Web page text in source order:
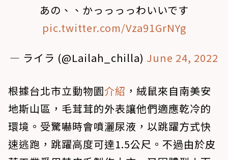
あの、、かっっっっわいいです
pic.twitter.com/Vza91GrNYg
— ライラ (@Lailah_chilla) June 24, 2022
根據台北市立動物園介紹 ，絨鼠來自南美安
地斯山區，毛茸茸的外表讓他們適應乾冷的
環境。受驚嚇時會噴灑尿液，以跳躍方式快
速逃跑，跳躍高度可達1.5公尺。不過由於皮